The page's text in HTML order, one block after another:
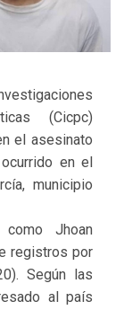
(Cicpc)
el asesinato
en el
municipio
Jhoan
registros por
Según las
al país